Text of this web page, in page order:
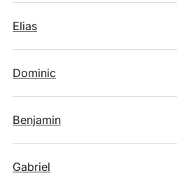
Elias
Dominic
Benjamin
Gabriel